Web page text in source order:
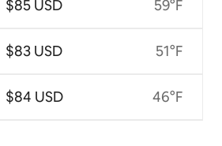
$85 USD
$83 USD
$84 USD
59°F
51°F
46°F